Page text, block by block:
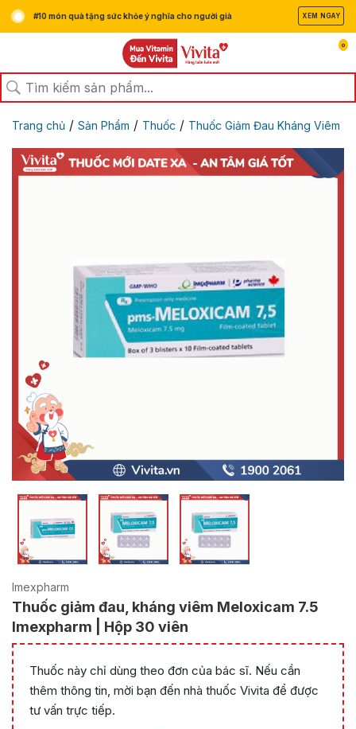
#10 món quà tặng sức khỏe ý nghĩa cho người già XEM NGAY
0
Trang chủ / Sản Phẩm / Thuốc / Thuốc Giảm Đau Kháng Viêm
Imexpharm
Thuốc giảm đau, kháng viêm Meloxicam 7.5
Imexpharm | Hộp 30 viên
Thuốc này chỉ dùng theo đơn của bác sĩ. Nếu cần
thêm thông tin, mời bạn đến nhà thuốc Vivita để được
tư vấn trực tiếp.